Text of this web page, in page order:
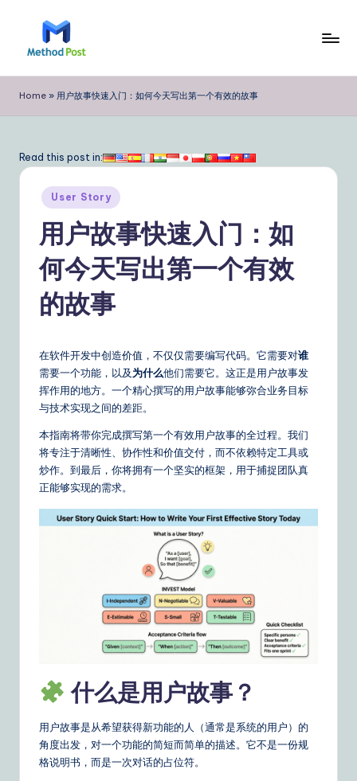
e
t
o
o
m
p
fi
d
C
o
Home » 用户故事快速入门：如何今天写出第一个有效的故事
Read this post in:
Posted
in
User Story
用户故事快速入门：如
何今天写出第一个有效
的故事
在软件开发中创造价值，不仅仅需要编写代码。它需要对谁
需要一个功能，以及为什么他们需要它。这正是用户故事发
挥作用的地方。一个精心撰写的用户故事能够弥合业务目标
与技术实现之间的差距。
本指南将带你完成撰写第一个有效用户故事的全过程。我们
将专注于清晰性、协作性和价值交付，而不依赖特定工具或
炒作。到最后，你将拥有一个坚实的框架，用于捕捉团队真
正能够实现的需求。
什么是用户故事？
用户故事是从希望获得新功能的人（通常是系统的用户）的
角度出发，对一个功能的简短而简单的描述。它不是一份规
格说明书，而是一次对话的占位符。